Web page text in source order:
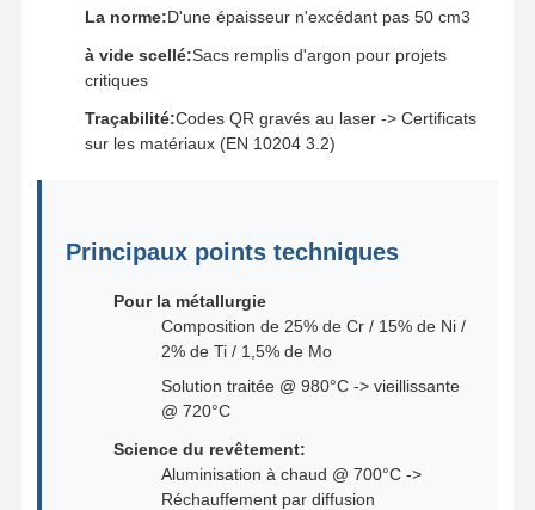
La norme:D'une épaisseur n'excédant pas 50 cm3
à vide scellé:Sacs remplis d'argon pour projets
critiques
Traçabilité:Codes QR gravés au laser -> Certificats
sur les matériaux (EN 10204 3.2)
Principaux points techniques
Pour la métallurgie
Composition de 25% de Cr / 15% de Ni /
2% de Ti / 1,5% de Mo
Solution traitée @ 980°C -> vieillissante
@ 720°C
Science du revêtement:
Aluminisation à chaud @ 700°C ->
Réchauffement par diffusion